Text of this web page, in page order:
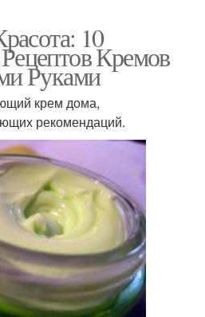
10
Кремов
Руками
крем дома,
рекомендаций.